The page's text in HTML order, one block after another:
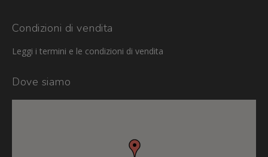
Condizioni di vendita
Leggi i termini e le condizioni di vendita
Dove siamo